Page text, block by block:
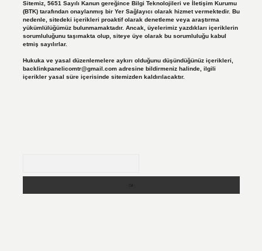
Sitemiz, 5651 Sayılı Kanun gereğince Bilgi Teknolojileri ve İletişim Kurumu
(BTK) tarafından onaylanmış bir Yer Sağlayıcı olarak hizmet vermektedir. Bu
nedenle, sitedeki içerikleri proaktif olarak denetleme veya araştırma
yükümlülüğümüz bulunmamaktadır. Ancak, üyelerimiz yazdıkları içeriklerin
sorumluluğunu taşımakta olup, siteye üye olarak bu sorumluluğu kabul
etmiş sayılırlar.
Hukuka ve yasal düzenlemelere aykırı olduğunu düşündüğünüz içerikleri,
backlinkpanelicomtr@gmail.comadresine bildirmeniz halinde, ilgili
içerikler yasal süre içerisinde sitemizden kaldırılacaktır.